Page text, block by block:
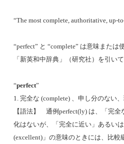
“The most complete, authoritative, up-
“perfect” と “complete” は意味または
「新英和中辞典」（研究社）を引いて
“perfect”
1. 完全な (complete) 、申し分のない
【語法】 通例perfect(ly) は、「完全
化はないが、「完全に近い」あるい
(excellent)」の意味のときには、比較